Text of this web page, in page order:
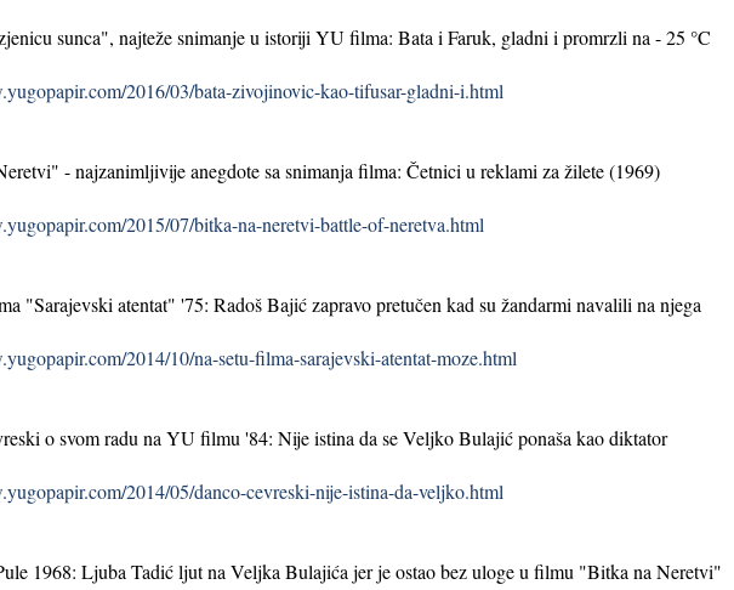
sunca", najteže snimanje u istoriji YU filma: Bata i Faruk, gladni i promrzli na - 25 °C
2016/03/bata-zivojinovic-kao-tifusar-gladni-i.html
- najzanimljivije anegdote sa snimanja filma: Četnici u reklami za žilete (1969)
2015/07/bitka-na-neretvi-battle-of-neretva.html
"Sarajevski atentat" '75: Radoš Bajić zapravo pretučen kad su žandarmi navalili na njega
2014/10/na-setu-filma-sarajevski-atentat-moze.html
o svom radu na YU filmu '84: Nije istina da se Veljko Bulajić ponaša kao diktator
2014/05/danco-cevreski-nije-istina-da-veljko.html
1968: Ljuba Tadić ljut na Veljka Bulajića jer je ostao bez uloge u filmu "Bitka na Neretvi"